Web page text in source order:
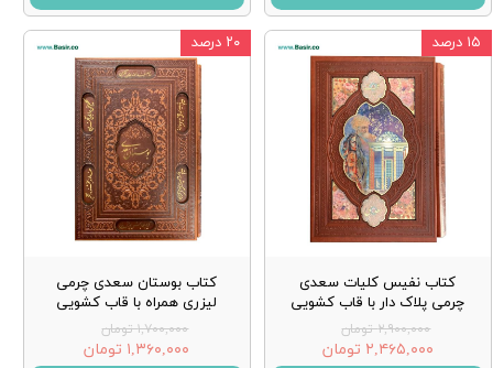
کتاب نفیس کلیات سعدی
چرمی پلاک دار با قاب کشویی
۲,۹۰۰,۰۰۰ تومان
۲,۴۶۵,۰۰۰ تومان
۱۵ درصد
کتاب بوستان سعدی چرمی
لیزری همراه با قاب کشویی
۱,۷۰۰,۰۰۰ تومان
۱,۳۶۰,۰۰۰ تومان
۲۰ درصد